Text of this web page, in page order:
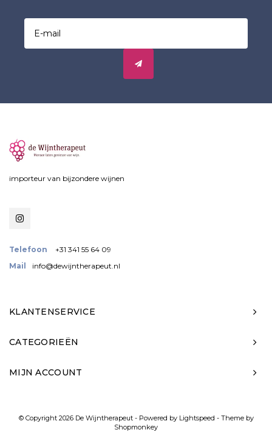
importeur van bijzondere wijnen
Telefoon
+31 341 55 64 09
Mail
info@dewijntherapeut.nl
KLANTENSERVICE
CATEGORIEËN
MIJN ACCOUNT
© Copyright 2026 De Wijntherapeut - Powered by Lightspeed - Theme by
Shopmonkey